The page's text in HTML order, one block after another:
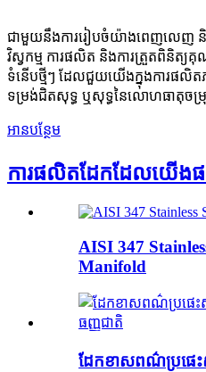
ជាមួយនឹងការរៀបចំយ៉ាងពេញលេញ
វិស្វកម្ម ការផលិត និងការត្រួតពិនិត្យគុ
ទំនើបថ្មីៗ ដែលជួយយើងក្នុងការផលិត
ទម្រង់ជិតសុទ្ធ ឬសុទ្ធនៃលោហធាតុច
អានបន្ថែម
ការផលិតដែកដែលយើង
AISI 347
Manifold
ដែកខាសពណ៌ប្រផេ